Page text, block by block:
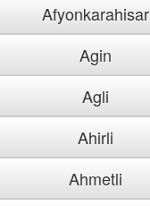
Afyonkarahisar
Agin
Agli
Ahirli
Ahmetli